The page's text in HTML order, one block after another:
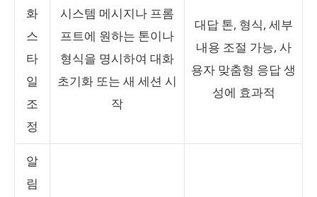
화
스
타
일
조
정
시스템 메시지나 프롬
프트에 원하는 톤이나
형식을 명시하여 대화
초기화 또는 새 세션 시
작
대답 톤, 형식, 세부
내용 조절 가능, 사
용자 맞춤형 응답 생
성에 효과적
알
림